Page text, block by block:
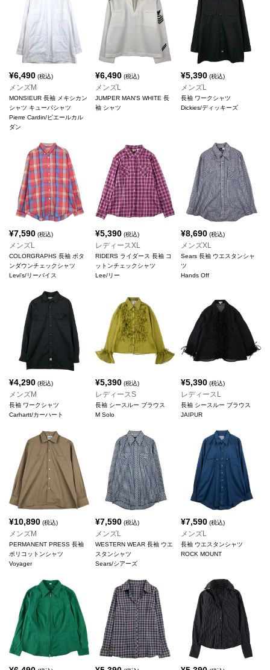
¥6,490 (税込)
メンズM
MONSIEUR 長袖 メキシカン
シャツ キューバシャツ
Pierre Cardin/ピエールカル
ダン
¥6,490(税込)
メンズL
JUMPER MAN'S WHITE 長
袖 シャツ
¥5,390 (税込)
メンズL
長袖 ワークシャツ
Dickies/ディッキーズ
¥7,590 (税込)
メンズL
COLORGRAPHS 長袖 ボタ
ンダウンチェックシャツ
Levi's/リーバイス
¥5,390(税込)
レディースXL
RIDERS ライダース 長袖 コ
ットンチェックシャツ
Lee/リー
¥8,690 (税込)
メンズXL
Sears 長袖 ウエスタンシャ
ツ
Hands Off
¥4,290 (税込)
メンズM
長袖 ワークシャツ
Carhartt/カーハート
¥5,390(税込)
レディースS
長袖 シースルー ブラウス
M Solo
¥5,390 (税込)
レディースL
長袖 シースルー ブラウス
JAIPUR
¥10,890 (税込)
メンズM
PERMANENT PRESS 長袖
ポリコットンシャツ
Voyager
¥7,590(税込)
メンズL
WESTERN WEAR 長袖 ウエ
スタンシャツ
Sears/シアーズ
¥7,590 (税込)
メンズL
長袖 ウエスタンシャツ
ROCK MOUNT